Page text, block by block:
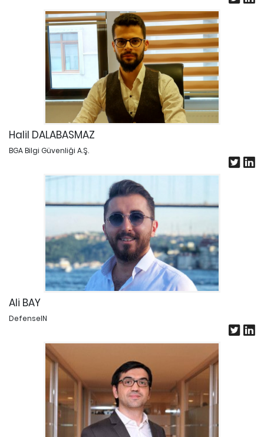
Halil DALABASMAZ
BGA Bilgi Güvenliği A.Ş.
Ali BAY
DefenseIN